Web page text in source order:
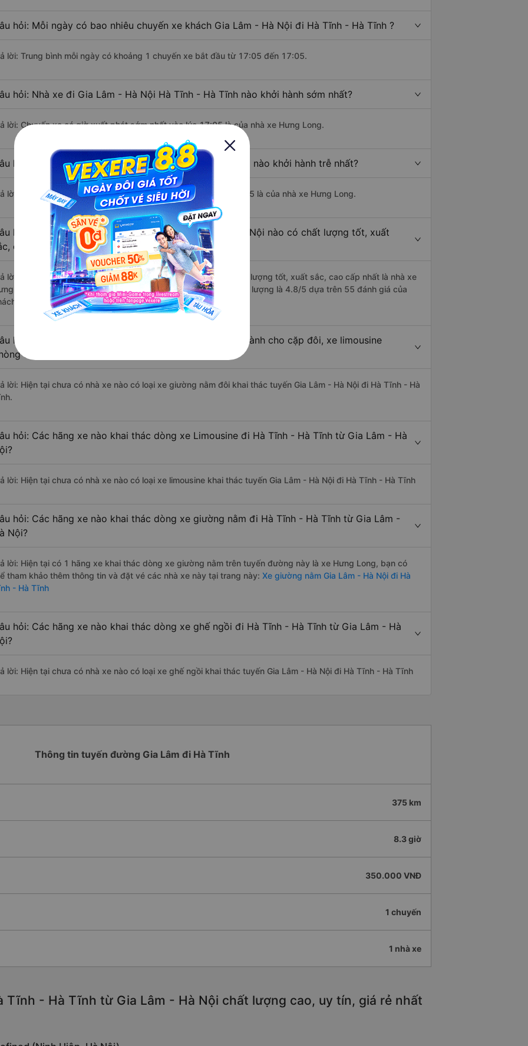
hỏi: Mỗi ngày có bao nhiêu chuyến xe khách Gia Lâm - Hà Nội đi Hà Tĩnh - Hà Tĩnh ?
lời: Trung bình mỗi ngày có khoảng 1 chuyến xe bắt đầu từ 17:05 đến 17:05.
hỏi: Nhà xe đi Gia Lâm - Hà Nội Hà Tĩnh - Hà Tĩnh nào khởi hành sớm nhất?
lời: Chuyến xe có giờ xuất phát sớm nhất vào lúc 17:05 là của nhà xe Hưng Long.
hỏi: Nhà xe đi Hà Tĩnh - Hà Tĩnh từ Gia Lâm - Hà Nội nào khởi hành trễ nhất?
lời: Chuyến xe có giờ xuất phát trễ (muộn) nhất là vào lúc 17:05 là của nhà xe Hưng Long.
hỏi: Review xe đi Hà Tĩnh - Hà Tĩnh từ Gia Lâm - Hà Nội nào có chất lượng tốt, xuất
cao cấp nhất?
lời: Những hãng xe đi Gia Lâm - Hà Nội Hà Tĩnh - Hà Tĩnh chất lượng tốt, xuất sắc, cao cấp nhất là nhà xe
Long đi Hà Tĩnh - Hà Tĩnh từ Gia Lâm - Hà Nội với điểm chất lượng là 4.8/5 dựa trên 55 đánh giá của
hàng).
hỏi: Có loại xe Gia Lâm - Hà Nội Hà Tĩnh - Hà Tĩnh dành cho cặp đôi, xe limousine
đôi không?
lời: Hiện tại chưa có nhà xe nào có loại xe giường nằm đôi khai thác tuyến Gia Lâm - Hà Nội đi Hà Tĩnh - Hà
hỏi: Các hãng xe nào khai thác dòng xe Limousine đi Hà Tĩnh - Hà Tĩnh từ Gia Lâm - Hà
lời: Hiện tại chưa có nhà xe nào có loại xe limousine khai thác tuyến Gia Lâm - Hà Nội đi Hà Tĩnh - Hà Tĩnh
hỏi: Các hãng xe nào khai thác dòng xe giường nằm đi Hà Tĩnh - Hà Tĩnh từ Gia Lâm -
Nội?
lời: Hiện tại có 1 hãng xe khai thác dòng xe giường nằm trên tuyến đường này là xe Hưng Long, bạn có
tham khảo thêm thông tin và đặt vé các nhà xe này tại trang này: Xe giường nằm Gia Lâm - Hà Nội đi Hà
- Hà Tĩnh
hỏi: Các hãng xe nào khai thác dòng xe ghế ngồi đi Hà Tĩnh - Hà Tĩnh từ Gia Lâm - Hà
lời: Hiện tại chưa có nhà xe nào có loại xe ghế ngồi khai thác tuyến Gia Lâm - Hà Nội đi Hà Tĩnh - Hà Tĩnh
Thông tin tuyến đường Gia Lâm đi Hà Tĩnh
375 km
8.3 giờ
350.000 VNĐ
1 chuyến
1 nhà xe
Tĩnh - Hà Tĩnh từ Gia Lâm - Hà Nội chất lượng cao, uy tín, giá rẻ nhất